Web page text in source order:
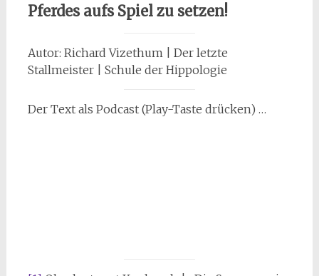
Pferdes aufs Spiel zu setzen!
Autor: Richard Vizethum | Der letzte
Stallmeister | Schule der Hippologie
Der Text als Podcast (Play-Taste drücken) …